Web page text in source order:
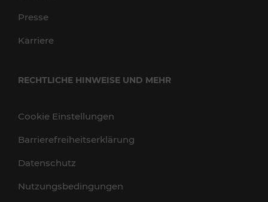
Presse
Karriere
RECHTLICHE HINWEISE UND MEHR
Cookie Einstellungen
Barrierefreiheitserklärung
Datenschutz
Nutzungsbedingungen